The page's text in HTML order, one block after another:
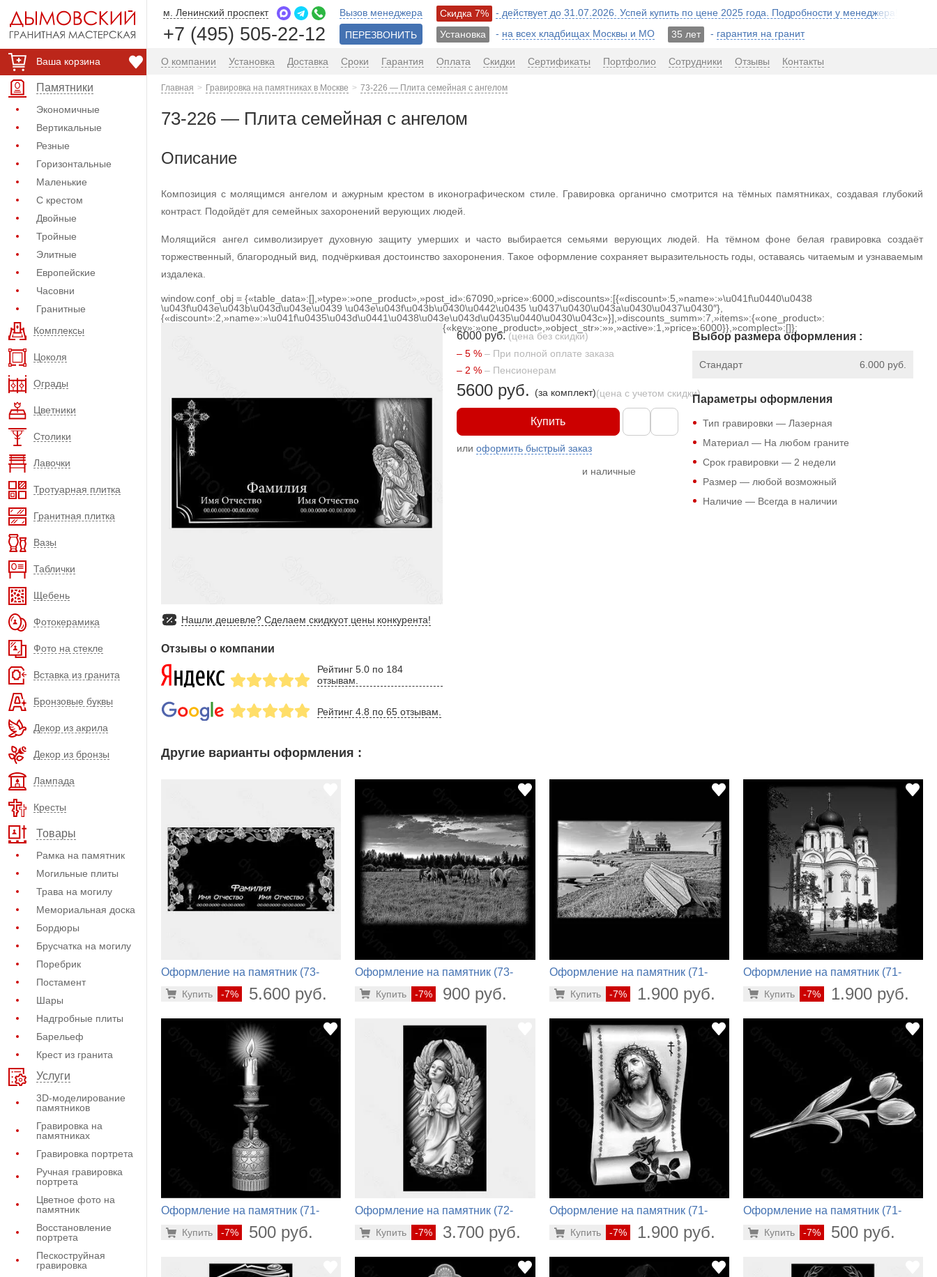
Ваша корзина
Памятники
Экономичные
Вертикальные
Резные
Горизонтальные
Маленькие
С крестом
Двойные
Тройные
Элитные
Европейские
Часовни
Гранитные
Комплексы
Цоколя
Ограды
Цветники
Столики
Лавочки
Тротуарная плитка
Гранитная плитка
Вазы
Таблички
Щебень
Фотокерамика
Фото на стекле
Вставка из гранита
Бронзовые буквы
Декор из акрила
Декор из бронзы
Лампада
Кресты
Товары
Рамка на памятник
Могильные плиты
Трава на могилу
Мемориальная доска
Бордюры
Брусчатка на могилу
Поребрик
Постамент
Шары
Надгробные плиты
Барельеф
Крест из гранита
Услуги
3D-моделирование
памятников
Гравировка на
памятниках
Гравировка портрета
Ручная гравировка
портрета
Цветное фото на
памятник
Восстановление
портрета
Пескоструйная
гравировка
м. Ленинский проспект
+7 (495) 505-22-12
Вызов менеджера
ПЕРЕЗВОНИТЬ
Скидка 7%
- действует до 31.07.2026. Успей купить по цене 2025 года. Подробности у менеджера!
Установка
- на всех кладбищах Москвы и МО 35 лет - гарантия на гранит
О компании Установка Доставка Сроки Гарантия Оплата Скидки Сертификаты Портфолио Сотрудники Отзывы Контакты
Главная Гравировка на памятниках в Москве 73-226 — Плита семейная с ангелом
73-226 — Плита семейная с ангелом
Описание
Композиция с молящимся ангелом и ажурным крестом в иконографическом стиле. Гравировка органично смотрится на тёмных памятниках, создавая глубокий
контраст. Подойдёт для семейных захоронений верующих людей.
Молящийся ангел символизирует духовную защиту умерших и часто выбирается семьями верующих людей. На тёмном фоне белая гравировка создаёт
торжественный, благородный вид, подчёркивая достоинство захоронения. Такое оформление сохраняет выразительность годы, оставаясь читаемым и узнаваемым
издалека.
window.conf_obj = {«table_data»:[],»type»:»one_product»,»post_id»:67090,»price»:6000,»discounts»:[{«discount»:5,»name»:»\u041f\u0440\u0438
\u043f\u043e\u043b\u043d\u043e\u0439 \u043e\u043f\u043b\u0430\u0442\u0435 \u0437\u0430\u043a\u0430\u0437\u0430″},
{«discount»:2,»name»:»\u041f\u0435\u043d\u0441\u0438\u043e\u043d\u0435\u0440\u0430\u043c»}],»discounts_summ»:7,»items»:{«one_product»:
{«key»:»one_product»,»object_str»:»»,»active»:1,»price»:6000}},»complect»:[]};
Нашли дешевле? Сделаем скидкуот цены конкурента!
Отзывы о компании
Рейтинг 5.0 по 184
отзывам.
Рейтинг 4.8 по 65 отзывам.
6000 руб. (цена без скидки)
– 5 % – При полной оплате заказа
– 2 % – Пенсионерам
5600 руб. (за комплект)(цена с учетом скидки)
Купить
илиоформить быстрый заказ
и наличные
Выбор размера оформления :
6.000 руб.
Стандарт
Параметры оформления
Тип гравировки — Лазерная
Материал — На любом граните
Срок гравировки — 2 недели
Размер — любой возможный
Наличие — Всегда в наличии
Другие варианты оформления :
Оформление на памятник (73-
-7% 5.600 руб.
Купить
Оформление на памятник (73-
-7% 900 руб.
Купить
Оформление на памятник (71-
-7% 1.900 руб.
Купить
Оформление на памятник (71-
-7% 1.900 руб.
Купить
Оформление на памятник (71-
-7% 500 руб.
Купить
Оформление на памятник (72-
-7% 3.700 руб.
Купить
Оформление на памятник (71-
-7% 1.900 руб.
Купить
Оформление на памятник (71-
-7% 500 руб.
Купить